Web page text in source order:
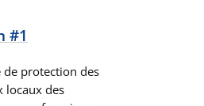
#1
de protection des
locaux des